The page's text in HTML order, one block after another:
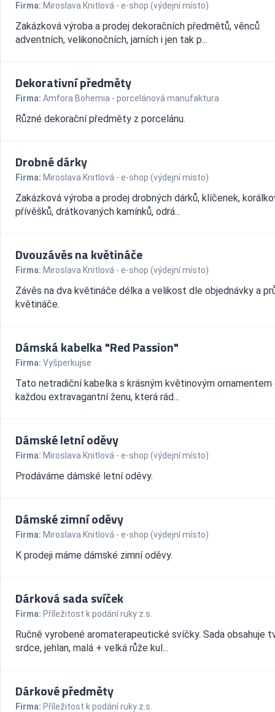
Firma: Miroslava Knitlová - e-shop (výdejní místo)
Zakázková výroba a prodej dekoračních předmětů, věnců
adventních, velikonočních, jarních i jen tak p...
Dekorativní předměty
Firma: Amfora Bohemia - porcelánová manufaktura
Různé dekorační předměty z porcelánu.
Drobné dárky
Firma: Miroslava Knitlová - e-shop (výdejní místo)
Zakázková výroba a prodej drobných dárků, klíčenek,
přívěšků, drátkovaných kamínků, odrá...
Dvouzávěs na květináče
Firma: Miroslava Knitlová - e-shop (výdejní místo)
Závěs na dva květináče délka a velikost dle objednávky a
květináče.
Dámská kabelka "Red Passion"
Firma: Vyšperkujse
Tato netradiční kabelka s krásným květinovým ornamentem
každou extravagantní ženu, která rád...
Dámské letní oděvy
Firma: Miroslava Knitlová - e-shop (výdejní místo)
Prodáváme dámské letní oděvy.
Dámské zimní oděvy
Firma: Miroslava Knitlová - e-shop (výdejní místo)
K prodeji máme dámské zimní oděvy.
Dárková sada svíček
Firma: Příležitost k podání ruky z.s.
Ručně vyrobené aromaterapeutické svíčky. Sada obsahuje
srdce, jehlan, malá + velká růže kul...
Dárkové předměty
Firma: Příležitost k podání ruky z.s.